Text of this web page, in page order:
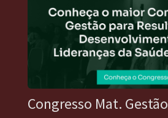
Congresso Mat. Gestão